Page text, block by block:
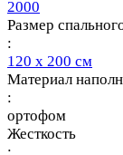
2000
Размер
:
120 х 200 см
Материал
:
ортофом
Жесткость